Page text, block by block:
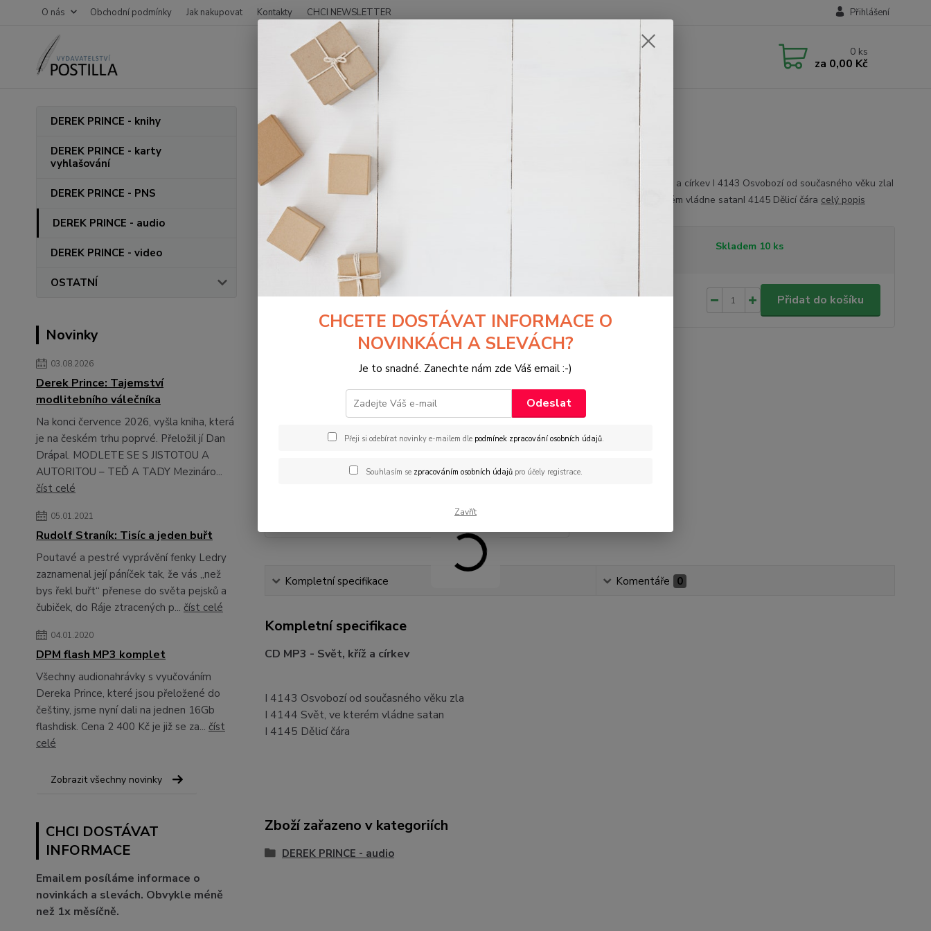
O nás Obchodní podmínky Jak nakupovat Kontakty CHCI NEWSLETTER Přihlášení
0 ks
za 0,00 Kč
DEREK PRINCE - knihy
DEREK PRINCE - karty
vyhlašování
DEREK PRINCE - PNS
DEREK PRINCE - audio
DEREK PRINCE - video
OSTATNÍ
Novinky
03.08.2026
Derek Prince: Tajemství
modlitebního válečníka
Na konci července 2026, vyšla kniha, která
je na českém trhu poprvé. Přeložil jí Dan
Drápal. MODLETE SE S JISTOTOU A
AUTORITOU – TEĎ A TADY Mezináro...
číst celé
05.01.2021
Rudolf Straník: Tisíc a jeden buřt
Poutavé a pestré vyprávění fenky Ledry
zaznamenal její páníček tak, že vás „než
bys řekl buřt“ přenese do světa pejsků a
čubiček, do Ráje ztracených p... číst celé
04.01.2020
DPM flash MP3 komplet
Všechny audionahrávky s vyučováním
Dereka Prince, které jsou přeložené do
češtiny, jsme nyní dali na jednen 16Gb
flashdisk. Cena 2 400 Kč je již se za... číst
celé
Zobrazit všechny novinky
CHCI DOSTÁVAT
INFORMACE
Emailem posíláme informace o
novinkách a slevách. Obvykle méně
než 1x měsíčně.
Úvod DEREK PRINCE - audio CD MP3 - Svět, kříž a církev
CD MP3 - Svět, kříž a církev
CD MP3 - Svět, kříž a církev I 4143 Osvobozí od současného věku zlaI
4144 Svět, ve kterém vládne satanI 4145 Dělicí čára celý popis
Skladem 10 ks
150 Kč/ks Přidat do košíku
Kompletní specifikace Komentáře 0
Kompletní specifikace
CD MP3 - Svět, kříž a církev
I 4143 Osvobozí od současného věku zla
I 4144 Svět, ve kterém vládne satan
I 4145 Dělicí čára
Zboží zařazeno v kategoriích
DEREK PRINCE - audio
CHCETE DOSTÁVAT INFORMACE O
NOVINKÁCH A SLEVÁCH?
Je to snadné. Zanechte nám zde Váš email :-)
Odeslat
Přeji si odebírat novinky e-mailem dle podmínek zpracování osobních údajů.
Souhlasím se zpracováním osobních údajůpro účely registrace.
Zavřít